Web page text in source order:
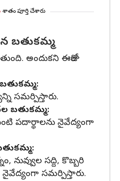
శాతం పూర్తి చేశారు
బతుకమ్మ
అందుకని ఈరోజు
సమర్పిస్తారు.
బతుకమ్మ:
వంటి పదార్థాలను నైవేద్యంగా
నువ్వుల సద్ది, కొబ్బరి
సమర్పిస్తారు.